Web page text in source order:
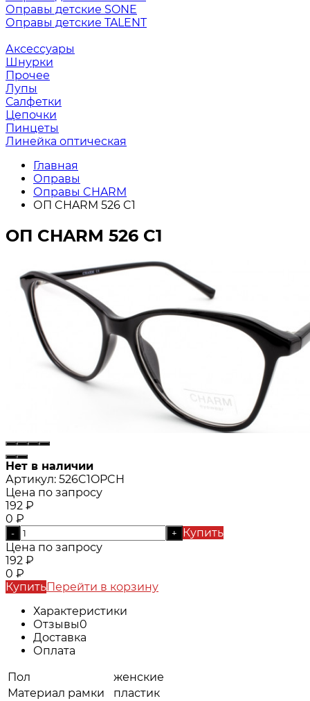
Оправы детские SONE
Оправы детские TALENT
Аксессуары
Шнурки
Прочее
Лупы
Салфетки
Цепочки
Пинцеты
Линейка оптическая
Главная
Оправы
Оправы CHARM
ОП CHARM 526 C1
ОП CHARM 526 C1
Нет в наличии
Артикул: 526C1OPCH
Цена по запросу
192 ₽
0 ₽
- +
Купить
Цена по запросу
192 ₽
0 ₽
КупитьПерейти в корзину
Характеристики
Отзывы0
Доставка
Оплата
Пол
женские
Материал рамки
пластик